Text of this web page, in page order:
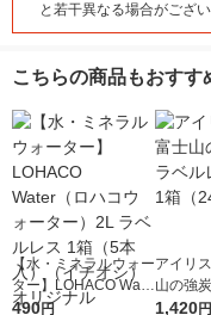
と若干異なる場合がござい
こちらの商品もおすす
【水・ミネラルウォー
ター】LOHACO Wate
r（ロハコウォータ
490円
アイリ
山の強
レス
1,420円